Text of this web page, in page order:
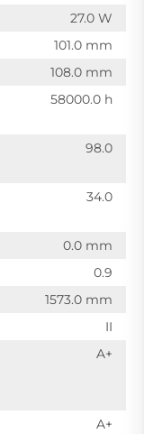
27.0 W
101.0 mm
108.0 mm
58000.0 h
98.0
34.0
0.0 mm
0.9
1573.0 mm
II
A+
A+